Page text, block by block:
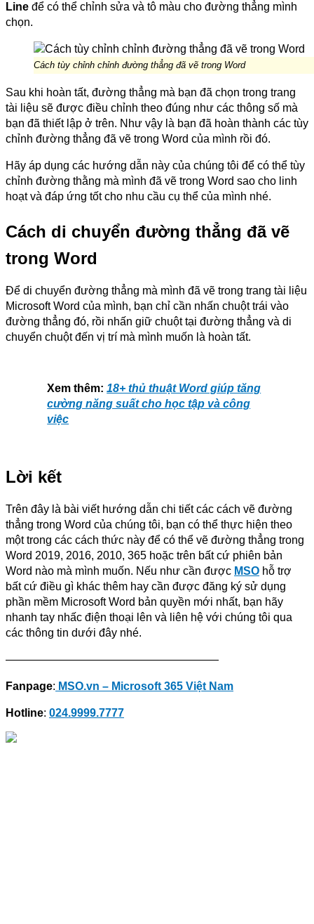
Line để có thể chỉnh sửa và tô màu cho đường thẳng mình
chọn.
Cách tùy chỉnh chỉnh đường thẳng đã vẽ trong Word
Sau khi hoàn tất, đường thẳng mà bạn đã chọn trong trang
tài liệu sẽ được điều chỉnh theo đúng như các thông số mà
bạn đã thiết lập ở trên. Như vậy là bạn đã hoàn thành các tùy
chỉnh đường thẳng đã vẽ trong Word của mình rồi đó.
Hãy áp dụng các hướng dẫn này của chúng tôi để có thể tùy
chỉnh đường thằng mà mình đã vẽ trong Word sao cho linh
hoạt và đáp ứng tốt cho nhu cầu cụ thể của mình nhé.
Cách di chuyển đường thẳng đã vẽ
trong Word
Để di chuyển đường thẳng mà mình đã vẽ trong trang tài liệu
Microsoft Word của mình, bạn chỉ cần nhấn chuột trái vào
đường thẳng đó, rồi nhấn giữ chuột tại đường thẳng và di
chuyển chuột đến vị trí mà mình muốn là hoàn tất.
Xem thêm:18+ thủ thuật Word giúp tăng
cường năng suất cho học tập và công
việc
Lời kết
Trên đây là bài viết hướng dẫn chi tiết các cách vẽ đường
thẳng trong Word của chúng tôi, bạn có thể thực hiện theo
một trong các cách thức này để có thể vẽ đường thẳng trong
Word 2019, 2016, 2010, 365 hoặc trên bất cứ phiên bản
Word nào mà mình muốn. Nếu như cần được MSO hỗ trợ
bất cứ điều gì khác thêm hay cần được đăng ký sử dụng
phần mềm Microsoft Word bản quyền mới nhất, bạn hãy
nhanh tay nhấc điện thoại lên và liên hệ với chúng tôi qua
các thông tin dưới đây nhé.
———————————————————
Fanpage: MSO.vn – Microsoft 365 Việt Nam
Hotline: 024.9999.7777